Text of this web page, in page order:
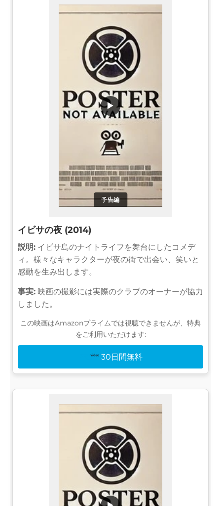
予告編
▶
イビサの夜 (2014)
説明: イビサ島のナイトライフを舞台にしたコメデ
ィ。様々なキャラクターが夜の街で出会い、笑いと
感動を生み出します。
事実: 映画の撮影には実際のクラブのオーナーが協力
しました。
この映画はAmazonプライムでは視聴できませんが、特典
をご利用いただけます:
30日間無料